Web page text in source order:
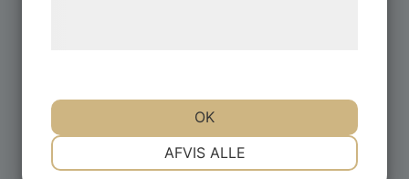
AFVIS ALLE
OK